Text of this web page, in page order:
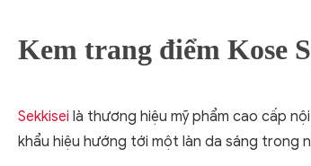
Kem trang điểm Kose
Sekkisei là thương hiệu mỹ phẩm cao cấp
khẩu hiệu hướng tới một làn da sáng trong